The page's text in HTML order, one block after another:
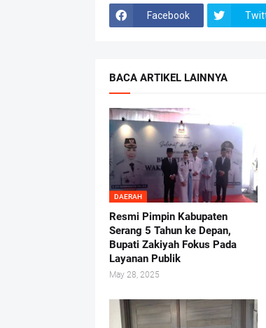
Facebook
BACA ARTIKEL LAINNYA
DAERAH
Resmi Pimpin Kabupaten
Serang 5 Tahun ke Depan,
Bupati Zakiyah Fokus Pada
Layanan Publik
May 28, 2025